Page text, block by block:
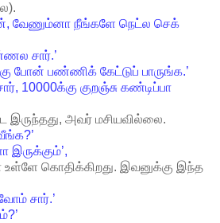
வேணும்னா நீங்களே நெட்ல செக்
சார்.’
போன் பண்ணிக் கேட்டுப் பாருங்க.’
10000க்கு குறஞ்சு கண்டிப்பா
அவர் மசியவில்லை.
இருக்கும்’,
கொதிக்கிறது. இவனுக்கு இந்த
சார்.’